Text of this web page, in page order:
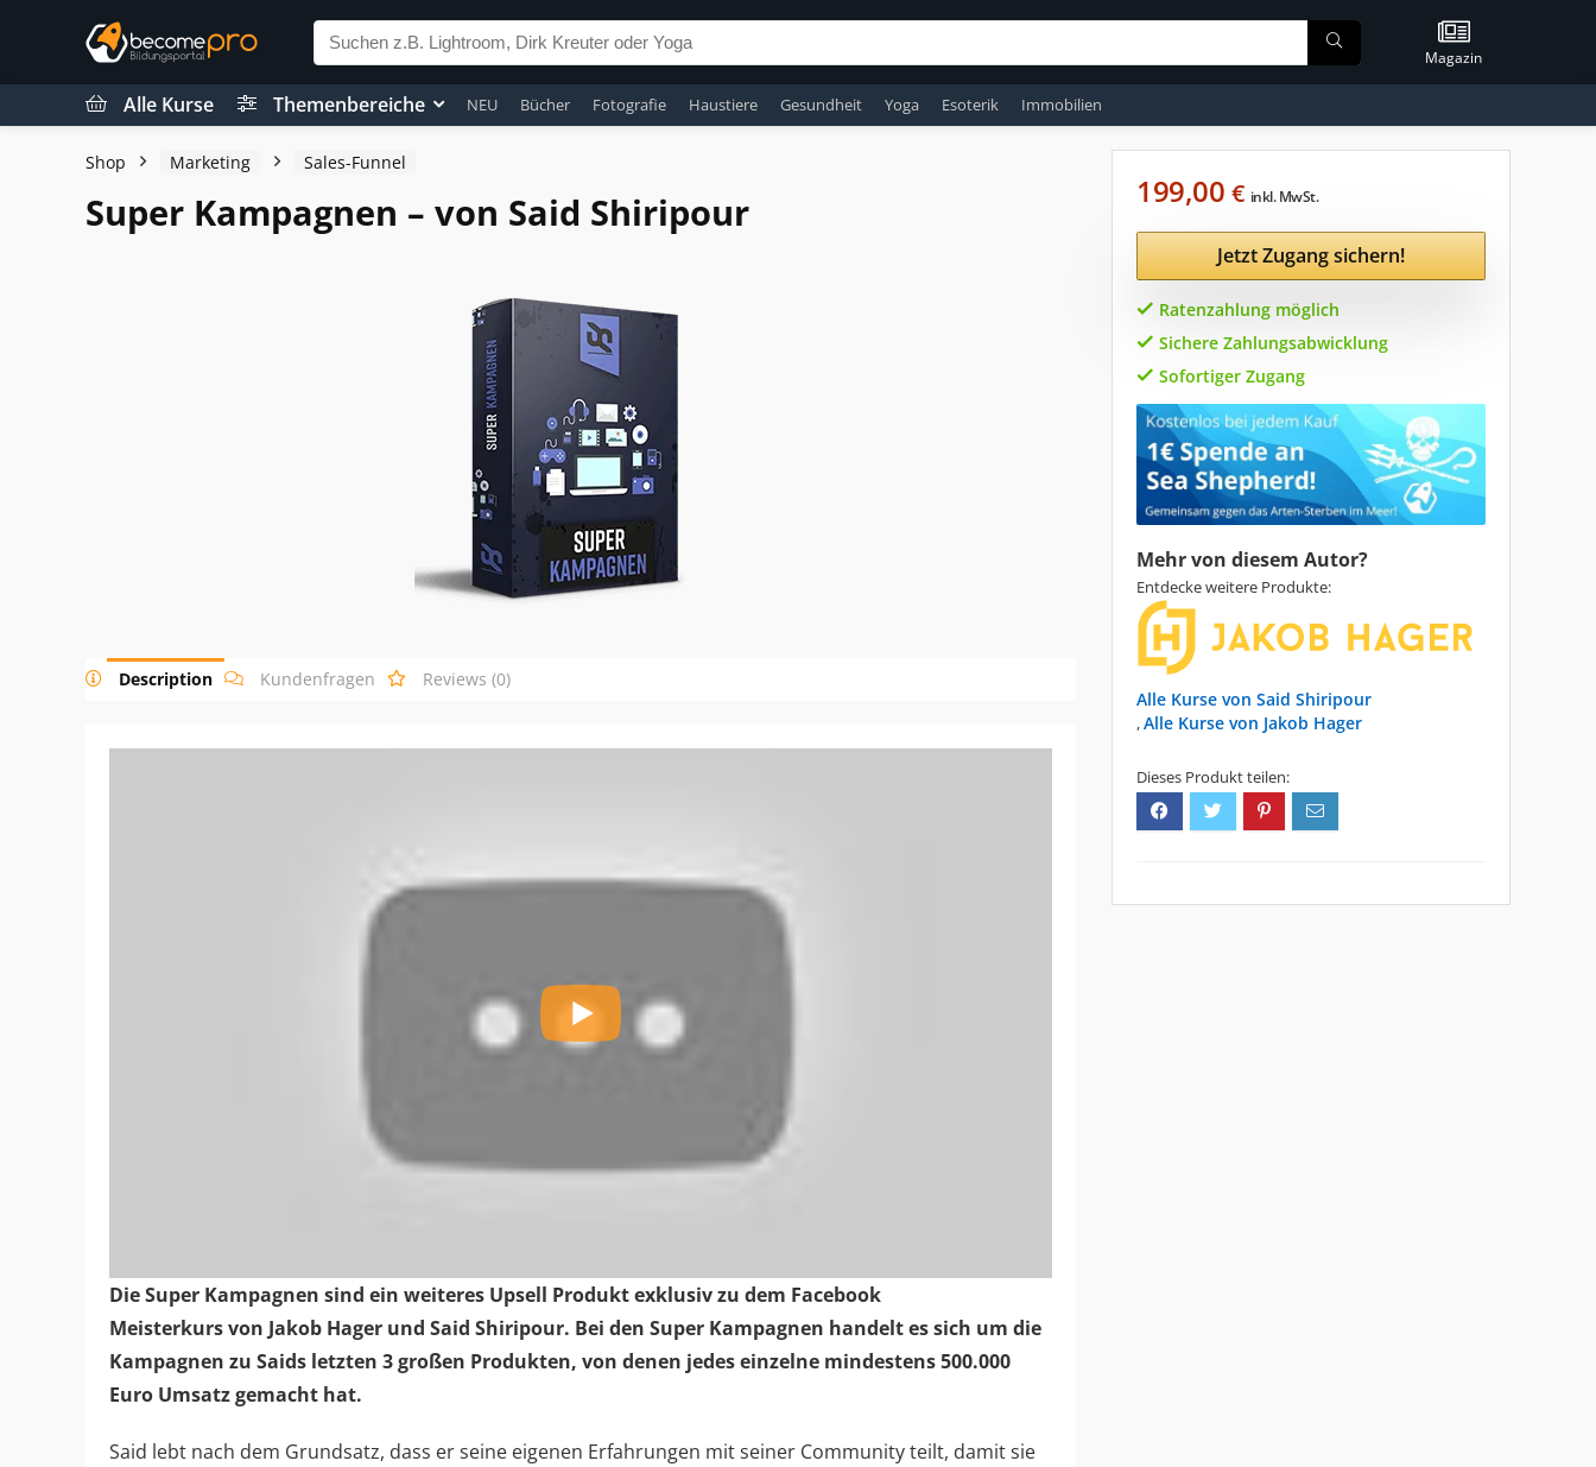
Magazin
Alle Kurse Themenbereiche NEU Bücher Fotografie Haustiere Gesundheit Yoga Esoterik Immobilien
Shop Marketing Sales-Funnel
Super Kampagnen – von Said Shiripour
Description Kundenfragen Reviews (0)
Die Super Kampagnen sind ein weiteres Upsell Produkt exklusiv zu dem Facebook
Meisterkurs von Jakob Hager und Said Shiripour. Bei den Super Kampagnen handelt es sich um die
Kampagnen zu Saids letzten 3 großen Produkten, von denen jedes einzelne mindestens 500.000
Euro Umsatz gemacht hat.
Said lebt nach dem Grundsatz, dass er seine eigenen Erfahrungen mit seiner Community teilt, damit sie
199,00 € inkl. MwSt.
Jetzt Zugang sichern!
Ratenzahlung möglich
Sichere Zahlungsabwicklung
Sofortiger Zugang
Mehr von diesem Autor?
Entdecke weitere Produkte:
Said Shiripour
, Jakob Hager